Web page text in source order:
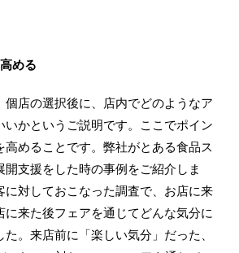
める
店の選択後に、店内でどのようなア
いかというご説明です。ここでポイン
高めることです。弊社がとある食品ス
開支援をした時の事例をご紹介しま
に対しておこなった調査で、お店に来
に来た後フェアを通じてどんな気分に
。来店前に「楽しい気分」だった、